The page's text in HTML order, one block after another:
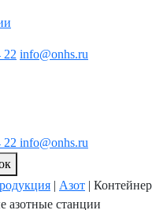
22 info@onhs.ru
22 info@onhs.ru
| Азот |
азотные станции